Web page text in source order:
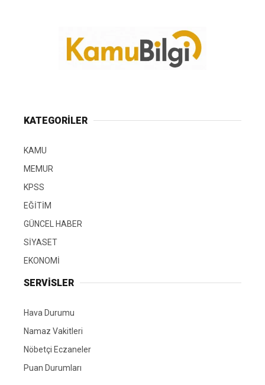
KATEGORİLER
KAMU
MEMUR
KPSS
EĞİTİM
GÜNCEL HABER
SİYASET
EKONOMİ
SERVİSLER
Hava Durumu
Namaz Vakitleri
Nöbetçi Eczaneler
Puan Durumları